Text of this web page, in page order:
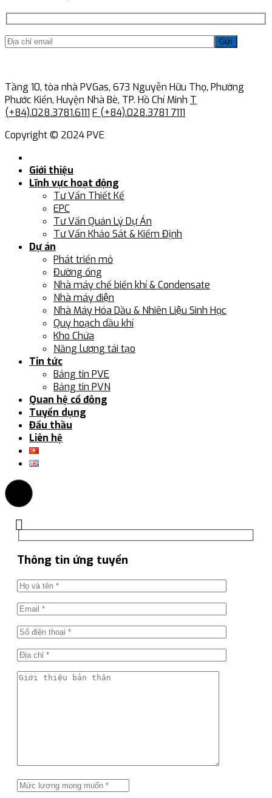
Gửi
Tầng 10, tòa nhà PVGas, 673 Nguyễn Hữu Thọ, Phường
Phước Kiển, Huyện Nhà Bè, TP. Hồ Chí Minh T
(+84).028.3781.6111 F (+84).028.3781 7111
Copyright © 2024 PVE
Giới thiệu
Lĩnh vực hoạt động
Tư Vấn Thiết Kế
EPC
Tư Vấn Quản Lý Dự Án
Tư Vấn Khảo Sát & Kiểm Định
Dự án
Phát triển mỏ
Đường ống
Nhà máy chế biến khí & Condensate
Nhà máy điện
Nhà Máy Hóa Dầu & Nhiên Liệu Sinh Học
Quy hoạch dầu khí
Kho Chứa
Năng lượng tái tạo
Tin tức
Bảng tin PVE
Bảng tin PVN
Quan hệ cổ đông
Tuyển dụng
Đấu thầu
Liên hệ
Thông tin ứng tuyển